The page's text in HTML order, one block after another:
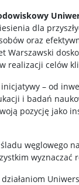
dla
oraz
Warszawski
realizacji celów
– od
i badań
pozycję jako
węglowego
wyznaczać